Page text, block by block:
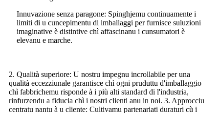
Innuvazione senza paragone: Spinghjemu continuamente i
limiti di u cuncepimentu di imballaggi per furnisce suluzioni
imaginative è distintive chì affascinanu i cunsumatori è
elevanu e marche.
2. Qualità superiore: U nostru impegnu incrollabile per una
qualità eccezziunale garantisce chì ogni pruduttu d'imballaggio
chì fabbrichemu risponde à i più alti standard di l'industria,
rinfurzendu a fiducia chì i nostri clienti anu in noi. 3. Approcciu
centratu nantu à u cliente: Cultivamu partenariati duraturi cù i